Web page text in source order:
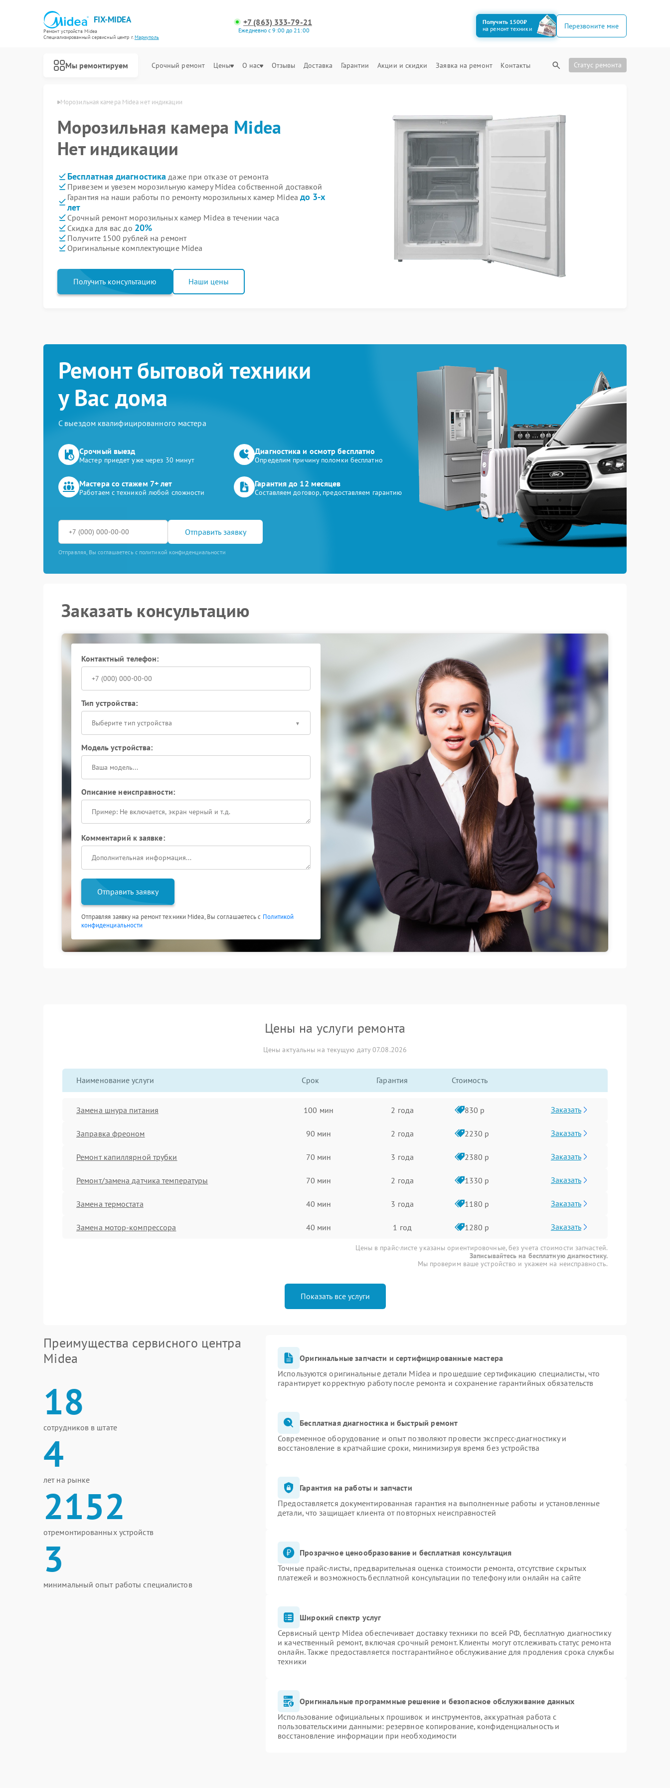
FIX-MIDEA
Ремонт устройств Midea
Специализированный cервисный центр г.Мариуполь
+7 (863) 333-79-21
Ежедневно с 9:00 до 21:00
Получить 1500₽
на ремонт техники
Перезвоните мне
Мы ремонтируем Срочный ремонт Цены О нас Отзывы Доставка Гарантии Акции и скидки Заявка на ремонт Контакты Статус ремонта
Морозильная камера Midea нет индикации
Морозильная камера Midea
Нет индикации
Бесплатная диагностика даже при отказе от ремонта
Привезем и увезем морозильную камеру Midea собственной доставкой
Гарантия на наши работы по ремонту морозильных камер Midea до 3-х
лет
Срочный ремонт морозильных камер Midea в течении часа
Скидка для вас до 20%
Получите 1500 рублей на ремонт
Оригинальные комплектующие Midea
Получить консультацию Наши цены
Ремонт бытовой техники
у Вас дома
С выездом квалифицированного мастера
Срочный выезд
Мастер приедет уже через 30 минут
Диагностика и осмотр бесплатно
Определим причину поломки бесплатно
Мастера со стажем 7+ лет
Работаем с техникой любой сложности
Гарантия до 12 месяцев
Составляем договор, предоставляем гарантию
Отправить заявку
Отправляя, Вы соглашаетесь с политикой конфиденциальности
Заказать консультацию
Контактный телефон:
Тип устройства:
Выберите тип устройства
Модель устройства:
Описание неисправности:
Комментарий к заявке:
Отправить заявку
Отправляя заявку на ремонт техники Midea, Вы соглашаетесь с Политикой
конфиденциальности
Цены на услуги ремонта
Цены актуальны на текущую дату 07.08.2026
Наименование услуги Срок Гарантия Стоимость
Замена шнура питания 100 мин 2 года 830 р Заказать
Заправка фреоном 90 мин 2 года 2230 р Заказать
Ремонт капиллярной трубки 70 мин 3 года 2380 р Заказать
Ремонт/замена датчика температуры 70 мин 2 года 1330 р Заказать
Замена термостата 40 мин 3 года 1180 р Заказать
Замена мотор-компрессора 40 мин 1 год 1280 р Заказать
Цены в прайс-листе указаны ориентировочные, без учета стоимости запчастей.
Записывайтесь на бесплатную диагностику.
Мы проверим ваше устройство и укажем на неисправность.
Показать все услуги
Преимущества сервисного центра
Midea
18
сотрудников в штате
4
лет на рынке
2152
отремонтированных устройств
3
минимальный опыт работы специалистов
Оригинальные запчасти и сертифицированные мастера
Используются оригинальные детали Midea и прошедшие сертификацию специалисты, что
гарантирует корректную работу после ремонта и сохранение гарантийных обязательств
Бесплатная диагностика и быстрый ремонт
Современное оборудование и опыт позволяют провести экспресс-диагностику и
восстановление в кратчайшие сроки, минимизируя время без устройства
Гарантия на работы и запчасти
Предоставляется документированная гарантия на выполненные работы и установленные
детали, что защищает клиента от повторных неисправностей
Прозрачное ценообразование и бесплатная консультация
Точные прайс-листы, предварительная оценка стоимости ремонта, отсутствие скрытых
платежей и возможность бесплатной консультации по телефону или онлайн на сайте
Широкий спектр услуг
Сервисный центр Midea обеспечивает доставку техники по всей РФ, бесплатную диагностику
и качественный ремонт, включая срочный ремонт. Клиенты могут отслеживать статус ремонта
онлайн. Также предоставляется постгарантийное обслуживание для продления срока службы
техники
Оригинальные программные решение и безопасное обслуживание данных
Использование официальных прошивок и инструментов, аккуратная работа с
пользовательскими данными: резервное копирование, конфиденциальность и
восстановление информации при необходимости